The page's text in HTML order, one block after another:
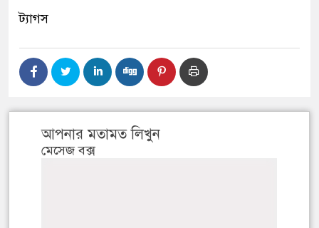
ট্যাগস
আপনার মতামত লিখুন
মেসেজ বক্স